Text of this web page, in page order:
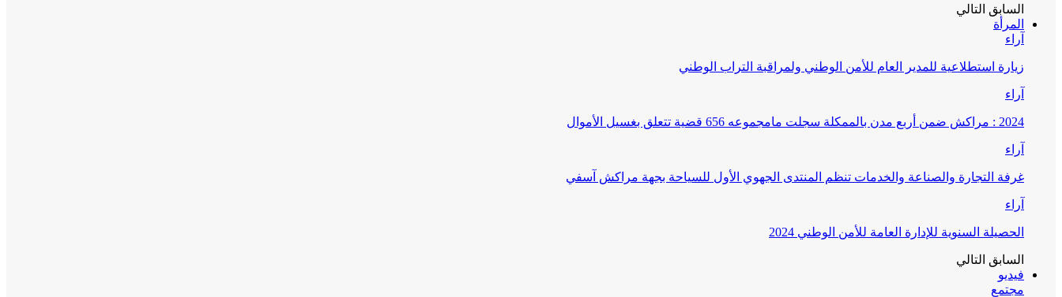
السابق التالي
المرأة
آراء
زيارة استطلاعية للمدير العام للأمن الوطني ولمراقبة التراب الوطني
آراء
2024 : مراكش ضمن أربع مدن بالممكلة سجلت مامجموعه 656 قضية تتعلق بغسيل الأموال
آراء
غرفة التجارة والصناعة والخدمات تنظم المنتدى الجهوي الأول للسياحة بجهة مراكش آسفي
آراء
الحصيلة السنوية للإدارة العامة للأمن الوطني 2024
السابق التالي
فيديو
مجتمع